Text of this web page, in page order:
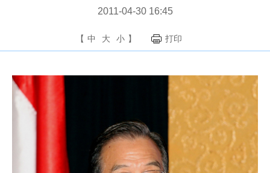
2011-04-30 16:45
【 中 大 小 】 打印